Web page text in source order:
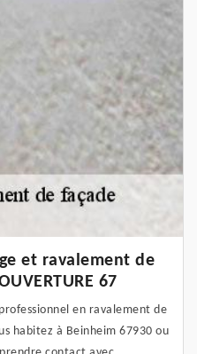
et ravalement de
67
en ravalement de
habitez à Beinheim 67930 ou